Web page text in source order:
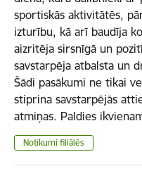
sportiskās aktivitātēs,
izturību, kā arī baudīja
aizritēja sirsnīgā un
savstarpēja atbalsta un
Šādi pasākumi ne tikai
stiprina savstarpējās
atmiņas. Paldies
Notikumi filiālēs